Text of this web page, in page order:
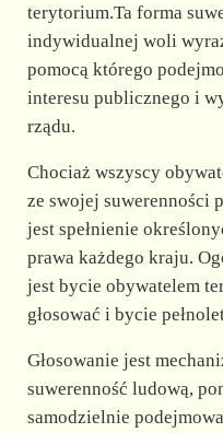
terytorium.Ta forma
indywidualnej woli
pomocą którego
interesu publicznego i
rządu.
Chociaż wszyscy
ze swojej suwerenności
jest spełnienie
prawa każdego kraju.
jest bycie obywatelem
głosować i bycie
Głosowanie jest
suwerenność ludową,
samodzielnie